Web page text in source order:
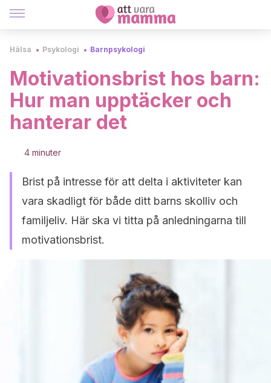
Hälsa Psykologi Barnpsykologi
Motivationsbrist hos barn:
Hur man upptäcker och
hanterar det
4 minuter
Brist på intresse för att delta i aktiviteter kan
vara skadligt för både ditt barns skolliv och
familjeliv. Här ska vi titta på anledningarna till
motivationsbrist.